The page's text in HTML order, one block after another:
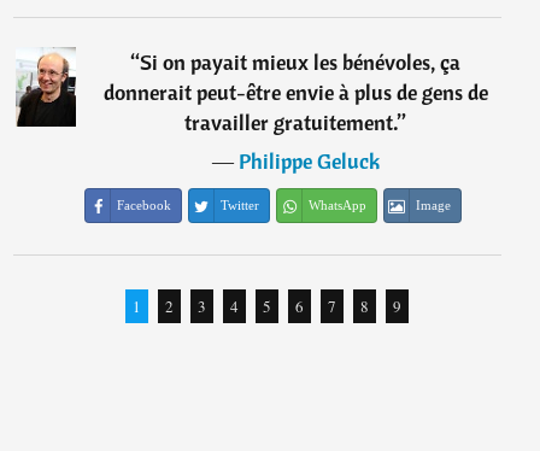
“Si on payait mieux les bénévoles, ça
donnerait peut-être envie à plus de gens de
travailler gratuitement.”
―Philippe Geluck
Facebook Twitter WhatsApp Image
1 2 3 4 5 6 7 8 9